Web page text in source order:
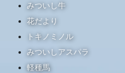
みついし牛
花だより
トキノミノル
みついしアスパラ
軽種馬